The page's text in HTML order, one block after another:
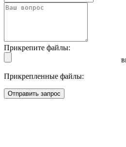
Прикрепите файлы:
Прикрепленные файлы:
Отправить запрос